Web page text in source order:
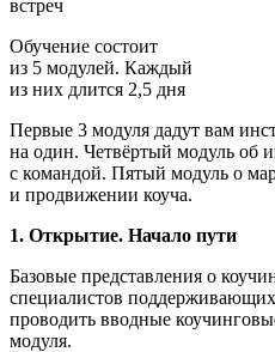
встреч
Обучение состоит
из 5 модулей. Каждый
из них длится 2,5 дня
Первые 3 модуля дадут вам
на один. Четвёртый модуль об
с командой. Пятый модуль о
и продвижении коуча.
1. Открытие. Начало пути
Базовые представления о
специалистов
проводить вводные
модуля.